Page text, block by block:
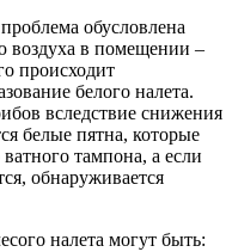
обусловлена
в помещении –
происходит
белого налета.
вследствие снижения
белые пятна, которые
тампона, а если
обнаруживается
налета могут быть: